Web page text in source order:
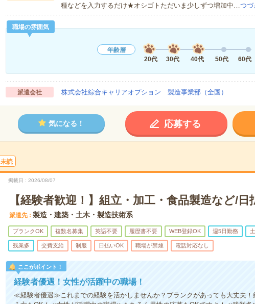
種などを入力するだけ★オシゴトただいま少しずつ増加中…つづ
職場の雰囲気
年齢層
20代
30代 40代 50代 60代
派遣会社 株式会社綜合キャリアオプション 製造事業部（全国）
気になる！ 応募する
未読
掲載日 2026/08/07
【経験者歓迎！】組立・加工・食品製造など/日
派遣先 製造・建築・土木・製造技術系
ブランクOK 複数名募集 英語不要 履歴書不要 WEB登録OK 週5日勤務
残業多 交費支給 制服 日払いOK 職場が禁煙 電話対応なし
ここがポイント！
経験者優遇！女性が活躍中の職場！
≪経験者優遇≫これまでの経験を活かしませんか？ブランクがあっても大丈夫